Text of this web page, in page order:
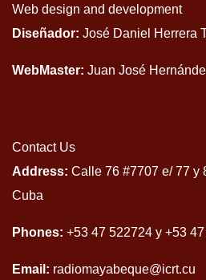
Web design and development
Diseñador: José Daniel Herrera
WebMaster: Juan José
Contact Us
Address: Calle 76 #7707 e/ 77 y
Cuba
Phones: +53 47 522724 y +53
Email: radiomayabeque@icrt.cu